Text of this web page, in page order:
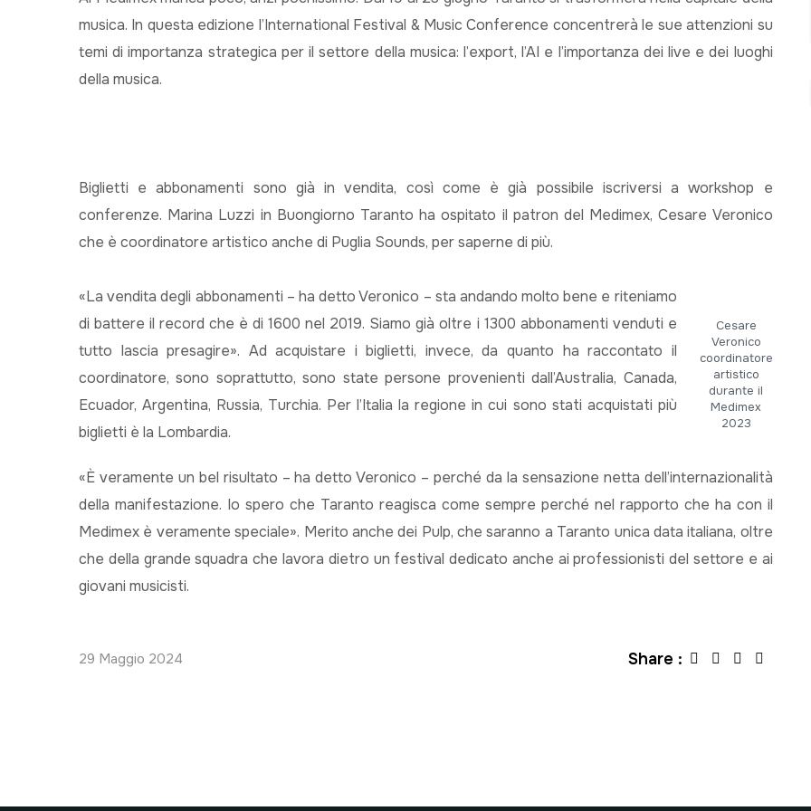
musica. In questa edizione l’International Festival & Music Conference concentrerà le sue attenzioni su
temi di importanza strategica per il settore della musica: l’export, l’AI e l’importanza dei live e dei luoghi
della musica.
Biglietti e abbonamenti sono già in vendita, così come è già possibile iscriversi a workshop e
conferenze. Marina Luzzi in Buongiorno Taranto ha ospitato il patron del Medimex, Cesare Veronico
che è coordinatore artistico anche di Puglia Sounds, per saperne di più.
Cesare
Veronico
coordinatore
artistico
durante il
Medimex
2023
«La vendita degli abbonamenti – ha detto Veronico – sta andando molto bene e riteniamo
di battere il record che è di 1600 nel 2019. Siamo già oltre i 1300 abbonamenti venduti e
tutto lascia presagire». Ad acquistare i biglietti, invece, da quanto ha raccontato il
coordinatore, sono soprattutto, sono state persone provenienti dall’Australia, Canada,
Ecuador, Argentina, Russia, Turchia. Per l’Italia la regione in cui sono stati acquistati più
biglietti è la Lombardia.
«È veramente un bel risultato – ha detto Veronico – perché da la sensazione netta dell’internazionalità
della manifestazione. Io spero che Taranto reagisca come sempre perché nel rapporto che ha con il
Medimex è veramente speciale». Merito anche dei Pulp, che saranno a Taranto unica data italiana, oltre
che della grande squadra che lavora dietro un festival dedicato anche ai professionisti del settore e ai
giovani musicisti.
29 Maggio 2024 Share :